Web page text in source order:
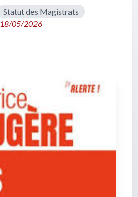
Statut des Magistrats
18/05/2026